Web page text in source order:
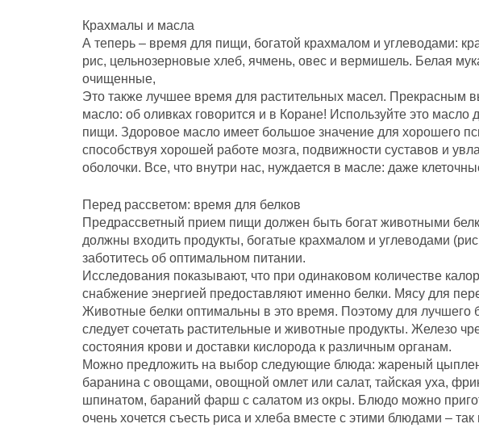
Крахмалы и масла
А теперь – время для пищи, богатой крахмалом и углеводами:
рис, цельнозерновые хлеб, ячмень, овес и вермишель. Белая
очищенные,
Это также лучшее время для растительных масел. Прекрасным
масло: об оливках говорится и в Коране! Используйте это масло
пищи. Здоровое масло имеет большое значение для хорошего
способствуя хорошей работе мозга, подвижности суставов и
оболочки. Все, что внутри нас, нуждается в масле: даже
Перед рассветом: время для белков
Предрассветный прием пищи должен быть богат животными
должны входить продукты, богатые крахмалом и углеводами
заботитесь об оптимальном питании.
Исследования показывают, что при одинаковом количестве
снабжение энергией предоставляют именно белки. Мясу для
Животные белки оптимальны в это время. Поэтому для лучшего
следует сочетать растительные и животные продукты. Железо
состояния крови и доставки кислорода к различным органам.
Можно предложить на выбор следующие блюда: жареный
баранина с овощами, овощной омлет или салат, тайская уха,
шпинатом, бараний фарш с салатом из окры. Блюдо можно
очень хочется съесть риса и хлеба вместе с этими блюдами –